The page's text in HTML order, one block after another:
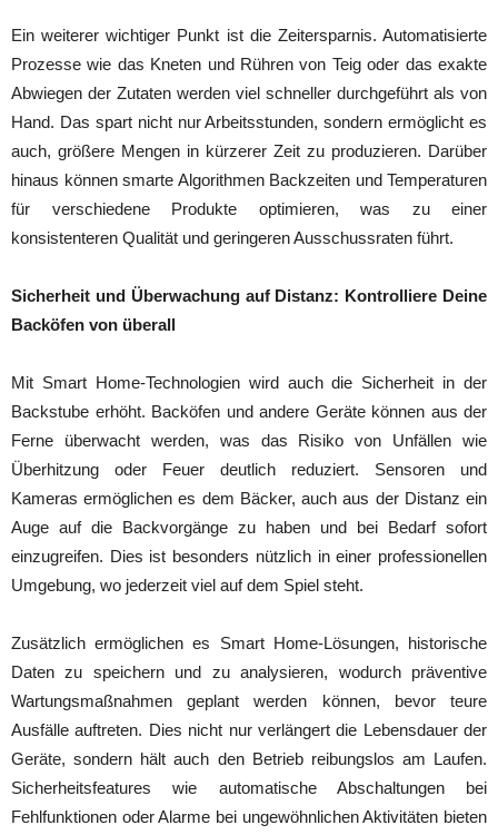
Ein weiterer wichtiger Punkt ist die Zeitersparnis. Automatisierte
Prozesse wie das Kneten und Rühren von Teig oder das exakte
Abwiegen der Zutaten werden viel schneller durchgeführt als von
Hand. Das spart nicht nur Arbeitsstunden, sondern ermöglicht es
auch, größere Mengen in kürzerer Zeit zu produzieren. Darüber
hinaus können smarte Algorithmen Backzeiten und Temperaturen
für verschiedene Produkte optimieren, was zu einer
konsistenteren Qualität und geringeren Ausschussraten führt.
Sicherheit und Überwachung auf Distanz: Kontrolliere Deine
Backöfen von überall
Mit Smart Home-Technologien wird auch die Sicherheit in der
Backstube erhöht. Backöfen und andere Geräte können aus der
Ferne überwacht werden, was das Risiko von Unfällen wie
Überhitzung oder Feuer deutlich reduziert. Sensoren und
Kameras ermöglichen es dem Bäcker, auch aus der Distanz ein
Auge auf die Backvorgänge zu haben und bei Bedarf sofort
einzugreifen. Dies ist besonders nützlich in einer professionellen
Umgebung, wo jederzeit viel auf dem Spiel steht.
Zusätzlich ermöglichen es Smart Home-Lösungen, historische
Daten zu speichern und zu analysieren, wodurch präventive
Wartungsmaßnahmen geplant werden können, bevor teure
Ausfälle auftreten. Dies nicht nur verlängert die Lebensdauer der
Geräte, sondern hält auch den Betrieb reibungslos am Laufen.
Sicherheitsfeatures wie automatische Abschaltungen bei
Fehlfunktionen oder Alarme bei ungewöhnlichen Aktivitäten bieten